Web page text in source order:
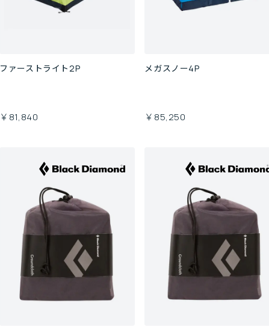
ファーストライト2P
￥81,840
メガスノー4P
￥85,250